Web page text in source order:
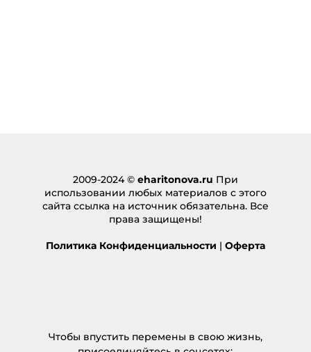
2009-2024 © eharitonova.ru При
использовании любых материалов с этого
сайта ссылка на источник обязательна. Все
права защищены!
Политика Конфиденциальности | Оферта
Чтобы впустить перемены в свою жизнь,